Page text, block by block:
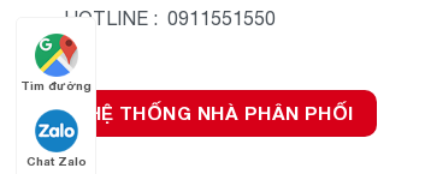
HOTLINE : 0911551550
HỆ THỐNG NHÀ PHÂN PHỐI
Tìm đường
Chat Zalo